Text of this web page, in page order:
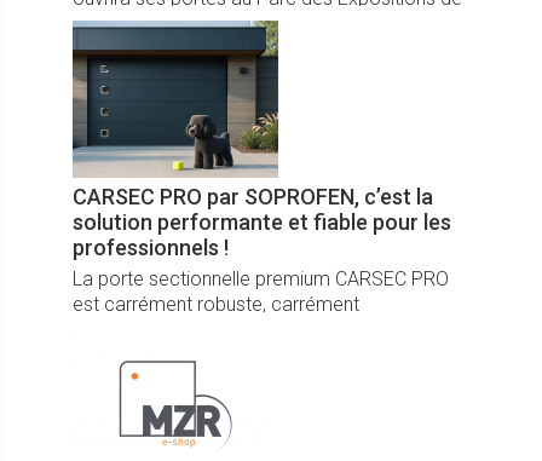
Rennes, à Bruz. Pour cette 20ème édition, Leul
sera présent au Hall 4 au numéro 4 C33.
CARSEC PRO par SOPROFEN, c’est la
solution performante et fiable pour les
professionnels !
La porte sectionnelle premium CARSEC PRO
est carrément robuste, carrément